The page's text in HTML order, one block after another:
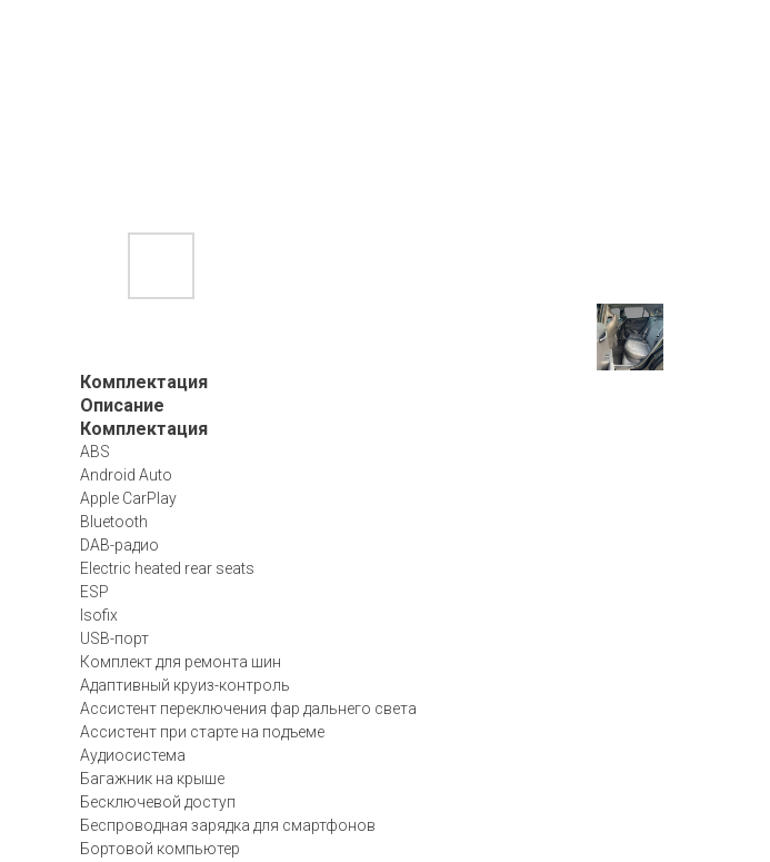
Комплектация
Описание
Комплектация
ABS
Android Auto
Apple CarPlay
Bluetooth
DAB-радио
Electric heated rear seats
ESP
Isofix
USB-порт
Комплект для ремонта шин
Адаптивный круиз-контроль
Ассистент переключения фар дальнего света
Ассистент при старте на подъеме
Аудиосистема
Багажник на крыше
Бесключевой доступ
Беспроводная зарядка для смартфонов
Бортовой компьютер